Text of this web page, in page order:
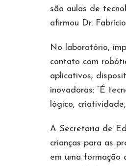
são aulas de
afirmou Dr.
No laboratório,
contato com
aplicativos,
inovadoras: “É
lógico,
A Secretaria de
crianças para as
em uma formação